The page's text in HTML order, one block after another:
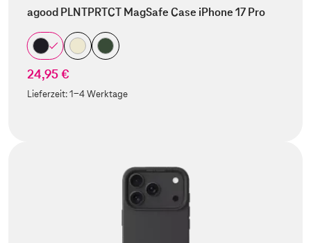
agood PLNTPRTCT MagSafe Case iPhone 17 Pro
24,95 €
Lieferzeit:1-4 Werktage